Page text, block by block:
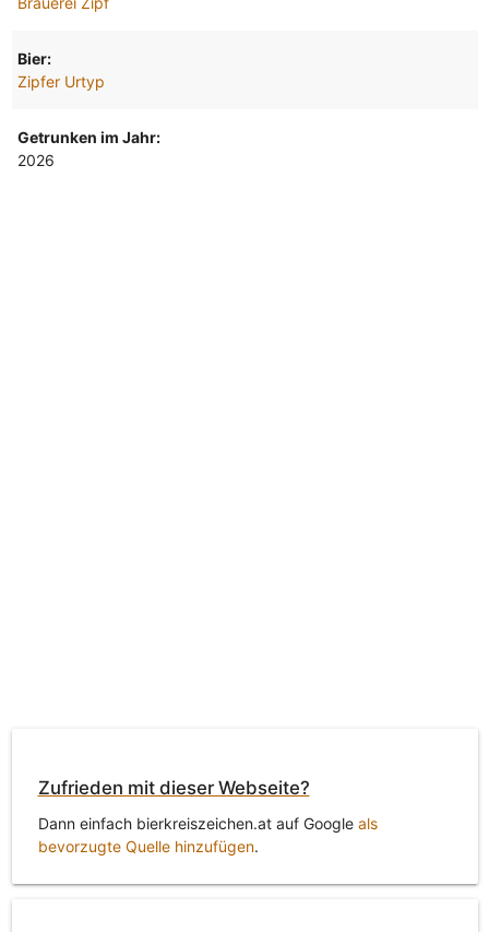
Bier:
Zipfer Urtyp
Getrunken im Jahr:
2026
Zufrieden mit dieser Webseite?
Dann einfach bierkreiszeichen.at auf Google als
bevorzugte Quelle hinzufügen.